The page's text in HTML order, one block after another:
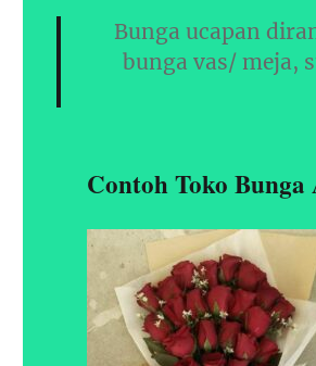
Bunga ucapan
bunga vas/ meja,
Contoh Toko